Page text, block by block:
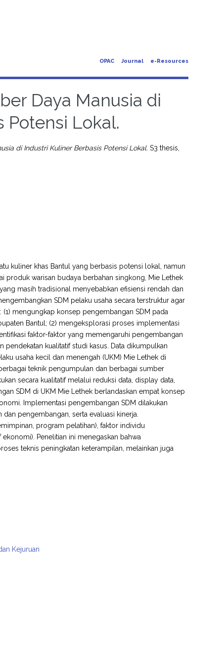
OPAC Journal e-Resources
Daya Manusia di
Potensi Lokal.
di Industri Kuliner Berbasis Potensi Lokal. S3 thesis,
kuliner khas Bantul yang berbasis potensi lokal, namun
produk warisan budaya berbahan singkong, Mie Lethek
masih tradisional menyebabkan efisiensi rendah dan
SDM pelaku usaha secara terstruktur agar
(1) mengungkap konsep pengembangan SDM pada
Bantul; (2) mengeksplorasi proses implementasi
faktor-faktor yang memengaruhi pengembangan
kualitatif studi kasus. Data dikumpulkan
usaha kecil dan menengah (UKM) Mie Lethek di
teknik pengumpulan dan berbagai sumber
secara kualitatif melalui reduksi data, display data,
SDM di UKM Mie Lethek berlandaskan empat konsep
Implementasi pengembangan SDM dilakukan
pengembangan, serta evaluasi kinerja.
program pelatihan), faktor individu
Penelitian ini menegaskan bahwa
teknis peningkatan keterampilan, melainkan juga
Kejuruan